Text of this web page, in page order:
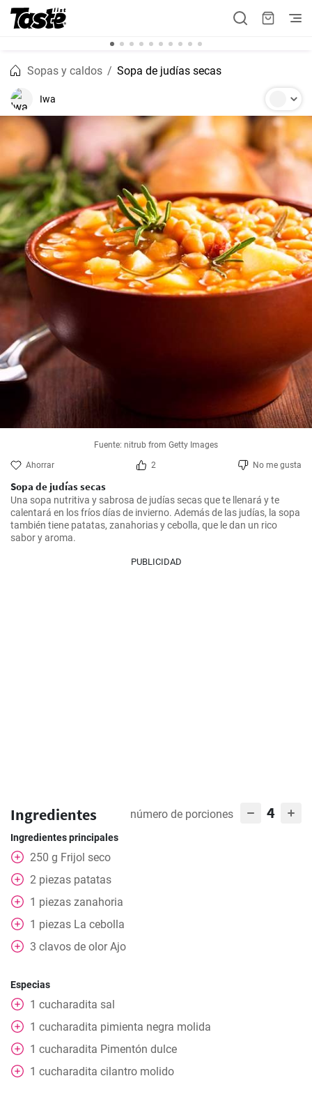
Sopas y caldos Sopa de judías secas
Iwa
Fuente: nitrub from Getty Images
Ahorrar 2 No me gusta
Sopa de judías secas
Una sopa nutritiva y sabrosa de judías secas que te llenará y te
calentará en los fríos días de invierno. Además de las judías, la sopa
también tiene patatas, zanahorias y cebolla, que le dan un rico
sabor y aroma.
PUBLICIDAD
Ingredientes número de porciones 4
Ingredientes principales
250 g Frijol seco
2 piezas patatas
1 piezas zanahoria
1 piezas La cebolla
3 clavos de olor Ajo
Especias
1 cucharadita sal
1 cucharadita pimienta negra molida
1 cucharadita Pimentón dulce
1 cucharadita cilantro molido